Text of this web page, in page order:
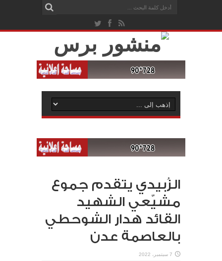
الزُبيدي يتقدم جموع
مشيّعي الشهيد
القائد هدار الشوحطي
بالعاصمة عدن
7 سبتمبر، 2022